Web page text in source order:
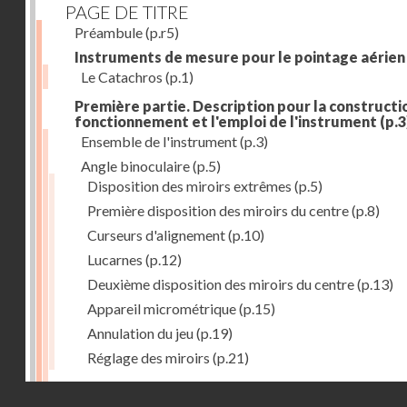
PAGE DE TITRE
Préambule(p.r5)
Instruments de mesure pour le pointage aérien
Le Catachros (p.1)
Première partie. Description pour la
fonctionnement et l'emploi de l'instrument
Ensemble de l'instrument(p.3)
Angle binoculaire(p.5)
Disposition des miroirs extrêmes (p.5)
Première disposition des miroirs du centre(p.8)
Curseurs d'alignement(p.10)
Lucarnes (p.12)
Deuxième disposition des miroirs du centre(p.13)
Appareil micrométrique(p.15)
Annulation du jeu(p.19)
Réglage des miroirs (p.21)
Mouvement oscillatoire(p.23)